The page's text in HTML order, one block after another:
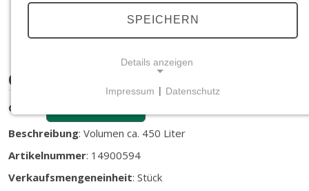
GFK-Becken, rechteckig
Größe
Beschreibung: Volumen ca. 450 Liter
Artikelnummer: 14900594
Verkaufsmengeneinheit: Stück
SPEICHERN
Details anzeigen
Notwendige Cookies ermöglichen grundlegende
Funktionen und sind für die einwandfreie Funktion
der Website erforderlich.
Impressum | Datenschutz